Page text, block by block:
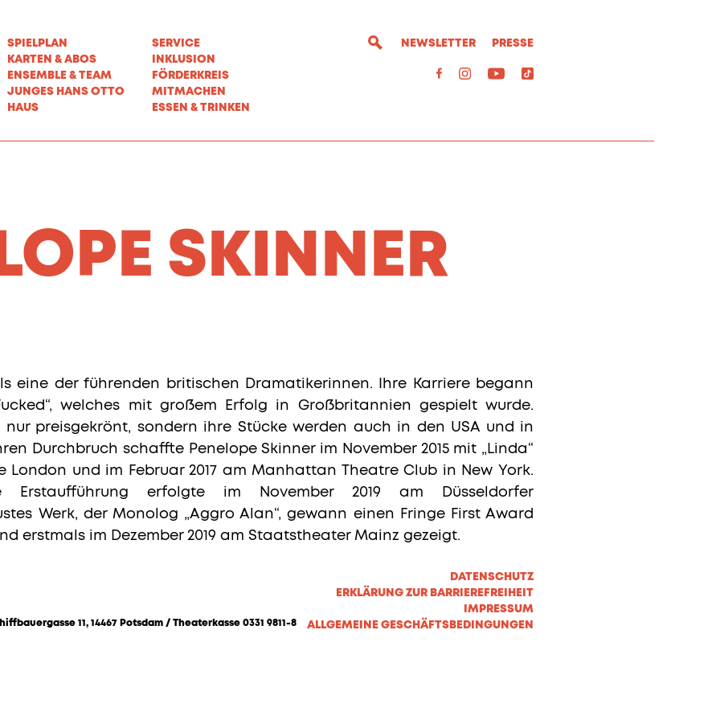
SPIELPLAN
KARTEN & ABOS
ENSEMBLE & TEAM
JUNGES HANS OTTO
HAUS
SERVICE
INKLUSION
FÖRDERKREIS
MITMACHEN
ESSEN & TRINKEN
NEWSLETTER PRESSE
SKINNER
eine der führenden britischen Dramatikerinnen. Ihre Karriere begann
welches mit großem Erfolg in Großbritannien gespielt wurde.
preisgekrönt, sondern ihre Stücke werden auch in den USA und in
Durchbruch schaffte Penelope Skinner im November 2015 mit „Linda“
London und im Februar 2017 am Manhattan Theatre Club in New York.
Erstaufführung erfolgte im November 2019 am Düsseldorfer
Werk, der Monolog „Aggro Alan“, gewann einen Fringe First Award
erstmals im Dezember 2019 am Staatstheater Mainz gezeigt.
11, 14467 Potsdam / Theaterkasse 0331 9811-8
DATENSCHUTZ
ERKLÄRUNG ZUR BARRIEREFREIHEIT
IMPRESSUM
ALLGEMEINE GESCHÄFTSBEDINGUNGEN